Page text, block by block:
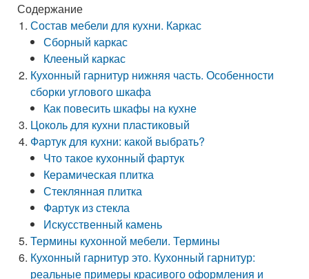
Содержание
Состав мебели для кухни. Каркас
Сборный каркас
Клееный каркас
Кухонный гарнитур нижняя часть. Особенности
сборки углового шкафа
Как повесить шкафы на кухне
Цоколь для кухни пластиковый
Фартук для кухни: какой выбрать?
Что такое кухонный фартук
Керамическая плитка
Стеклянная плитка
Фартук из стекла
Искусственный камень
Термины кухонной мебели. Термины
Кухонный гарнитур это. Кухонный гарнитур:
реальные примеры красивого оформления и